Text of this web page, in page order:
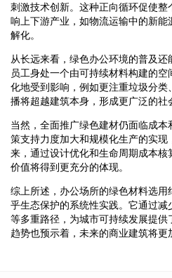
刺激技术创新。这种正向循环促使
响上下游产业，如物流运输中的新
解化。
从长远来看，绿色办公环境的普及
员工身处一个由可持续材料构建的
化地受到影响，例如更注重垃圾分
播将超越建筑本身，形成更广泛的社
当然，全面推广绿色建材仍面临成
策支持力度加大和规模化生产的实
来，通过设计优化和生命周期成本
价值将得到更充分的体现。
综上所述，办公场所的绿色材料选
乎生态保护的系统性实践。它通过
等多重路径，为城市可持续发展提
趋势也预示着，未来的商业建筑将更